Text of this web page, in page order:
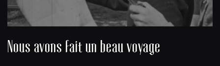
Nous avons fait un beau voyage